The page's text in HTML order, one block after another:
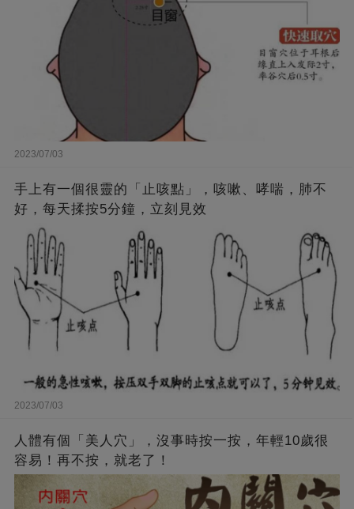
2023/07/03
手上有一個很靈的「止咳點」，咳嗽、哮喘，肺不
好，每天揉按5分鐘，立刻見效
2023/07/03
人體有個「美人穴」，沒事時按一按，年輕10歲很
容易！再不按，就老了！